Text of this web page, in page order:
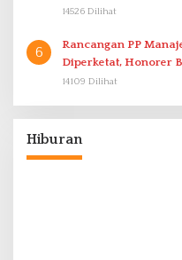
Proklamasi Mirip
14526 Dilihat
6
Rancangan PP
Diperketat, Honorer
14109 Dilihat
Hiburan